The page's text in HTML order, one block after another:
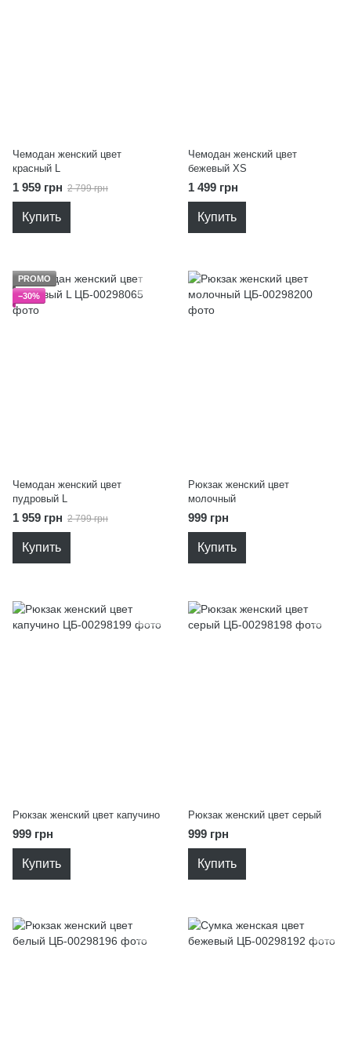
Чемодан женский цвет
красный L
1 959 грн 2 799 грн
Купить
Чемодан женский цвет
бежевый XS
1 499 грн
Купить
PROMO
−30%
Чемодан женский цвет
пудровый L
1 959 грн 2 799 грн
Купить
Рюкзак женский цвет
молочный
999 грн
Купить
Рюкзак женский цвет капучино
999 грн
Купить
Рюкзак женский цвет серый
999 грн
Купить